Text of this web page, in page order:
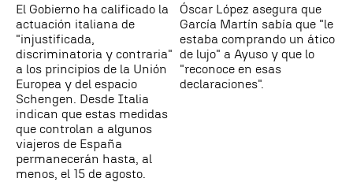
El Gobierno ha calificado la
actuación italiana de
"injustificada,
discriminatoria y contraria"
a los principios de la Unión
Europea y del espacio
Schengen. Desde Italia
indican que estas medidas
que controlan a algunos
viajeros de España
permanecerán hasta, al
menos, el 15 de agosto.
Óscar López asegura que
García Martín sabía que "le
estaba comprando un ático
de lujo" a Ayuso y que lo
"reconoce en esas
declaraciones".